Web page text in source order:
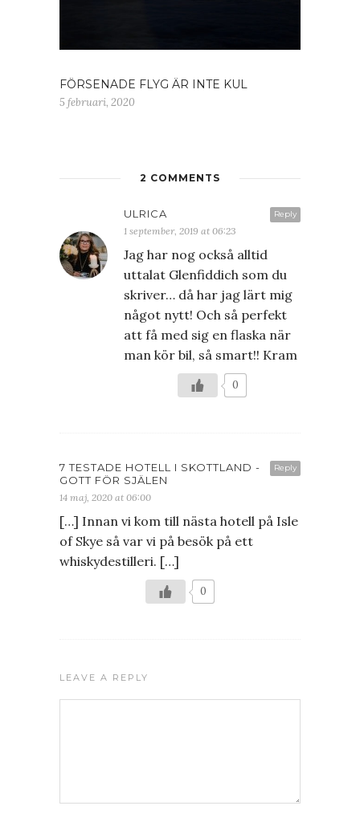
FÖRSENADE FLYG ÄR INTE KUL
5 februari, 2020
2 COMMENTS
Reply
ULRICA
1 september, 2019 at 06:23
Jag har nog också alltid
uttalat Glenfiddich som du
skriver… då har jag lärt mig
något nytt! Och så perfekt
att få med sig en flaska när
man kör bil, så smart!! Kram
0
Reply
7 TESTADE HOTELL I SKOTTLAND -
GOTT FÖR SJÄLEN
14 maj, 2020 at 06:00
[…] Innan vi kom till nästa hotell på Isle
of Skye så var vi på besök på ett
whiskydestilleri. […]
0
LEAVE A REPLY